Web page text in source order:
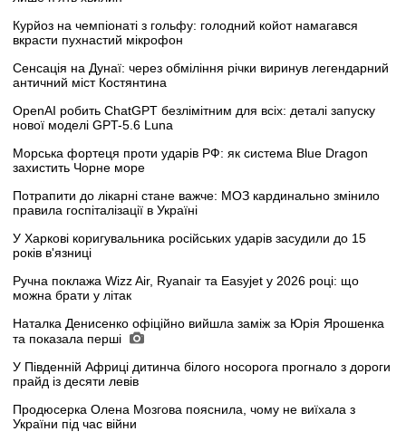
Курйоз на чемпіонаті з гольфу: голодний койот намагався
вкрасти пухнастий мікрофон
Сенсація на Дунаї: через обміління річки виринув легендарний
античний міст Костянтина
OpenAI робить ChatGPT безлімітним для всіх: деталі запуску
нової моделі GPT-5.6 Luna
Морська фортеця проти ударів РФ: як система Blue Dragon
захистить Чорне море
Потрапити до лікарні стане важче: МОЗ кардинально змінило
правила госпіталізації в Україні
У Харкові коригувальника російських ударів засудили до 15
років в'язниці
Ручна поклажа Wizz Air, Ryanair та Easyjet у 2026 році: що
можна брати у літак
Наталка Денисенко офіційно вийшла заміж за Юрія Ярошенка
та показала перші
У Південній Африці дитинча білого носорога прогнало з дороги
прайд із десяти левів
Продюсерка Олена Мозгова пояснила, чому не виїхала з
України під час війни